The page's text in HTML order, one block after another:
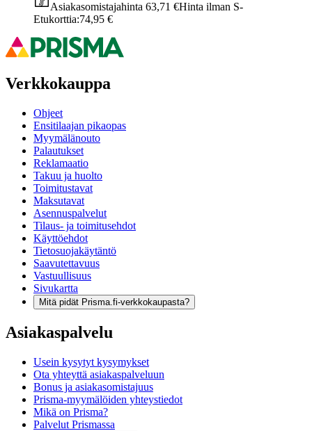
Asiakasomistajahinta 63,71 €Hinta ilman S-
Etukorttia:74,95 €
Verkkokauppa
Ohjeet
Ensitilaajan pikaopas
Myymälänouto
Palautukset
Reklamaatio
Takuu ja huolto
Toimitustavat
Maksutavat
Asennuspalvelut
Tilaus- ja toimitusehdot
Käyttöehdot
Tietosuojakäytäntö
Saavutettavuus
Vastuullisuus
Sivukartta
Mitä pidät Prisma.fi-verkkokaupasta?
Asiakaspalvelu
Usein kysytyt kysymykset
Ota yhteyttä asiakaspalveluun
Bonus ja asiakasomistajuus
Prisma-myymälöiden yhteystiedot
Mikä on Prisma?
Palvelut Prismassa